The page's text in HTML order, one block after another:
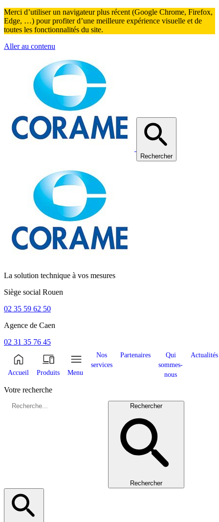
Merci d’utiliser un navigateur plus récent (Google Chrome, Firefox,
Edge, …) pour profiter d’une meilleure expérience visuelle et de
toutes les fonctionnalités du site.
Aller au contenu
Rechercher
La solution technique à vos mesures
Siège social Rouen
02 35 59 62 50
Agence de Caen
02 31 35 76 45
Accueil Produits Menu
Nos
services
Partenaires
Qui
sommes-
nous
Actualités
Votre recherche
Rechercher
Rechercher